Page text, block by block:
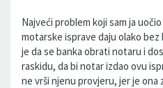
Najveći problem koji sam ja
motarske isprave daju olako
je da se banka obrati notaru i
raskidu, da bi notar izdao ovu
ne vrši njenu provjeru, jer je ona